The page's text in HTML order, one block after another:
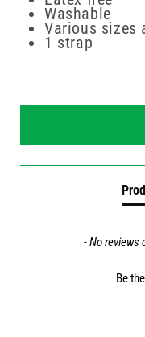
Washable
Various sizes
1 strap
- No reviews
Be